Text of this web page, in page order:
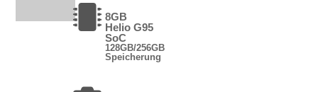
8GB
Helio G95
SoC
128GB/256GB
Speicherung